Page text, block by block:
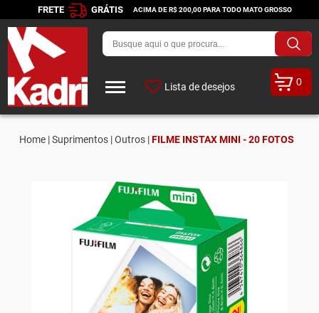
FRETE GRÁTIS ACIMA DE R$ 200,00 PARA TODO MATO GROSSO
Lista de desejos 0
Home |Suprimentos |Outros |FILME INSTAX MINI - 20 FOTOS